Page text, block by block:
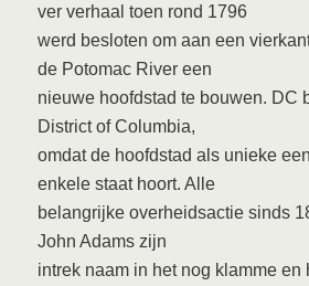
ver verhaal toen rond 1796
werd besloten om aan een
de Potomac River een
nieuwe hoofdstad te bouwen. DC
District of Columbia,
omdat de hoofdstad als unieke
enkele staat hoort. Alle
belangrijke overheidsactie sinds
John Adams zijn
intrek naam in het nog klamme en